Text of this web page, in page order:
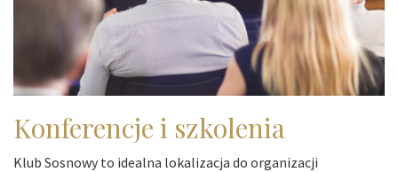
Konferencje i szkolenia
Klub Sosnowy to idealna lokalizacja do organizacji